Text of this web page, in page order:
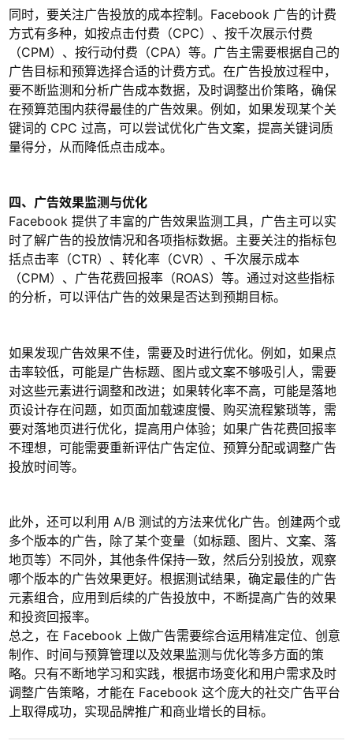
同时，要关注广告投放的成本控制。Facebook 广告的计费
方式有多种，如按点击付费（CPC）、按千次展示付费
（CPM）、按行动付费（CPA）等。广告主需要根据自己的
广告目标和预算选择合适的计费方式。在广告投放过程中，
要不断监测和分析广告成本数据，及时调整出价策略，确保
在预算范围内获得最佳的广告效果。例如，如果发现某个关
键词的 CPC 过高，可以尝试优化广告文案，提高关键词质
量得分，从而降低点击成本。
四、广告效果监测与优化
Facebook 提供了丰富的广告效果监测工具，广告主可以实
时了解广告的投放情况和各项指标数据。主要关注的指标包
括点击率（CTR）、转化率（CVR）、千次展示成本
（CPM）、广告花费回报率（ROAS）等。通过对这些指标
的分析，可以评估广告的效果是否达到预期目标。
如果发现广告效果不佳，需要及时进行优化。例如，如果点
击率较低，可能是广告标题、图片或文案不够吸引人，需要
对这些元素进行调整和改进；如果转化率不高，可能是落地
页设计存在问题，如页面加载速度慢、购买流程繁琐等，需
要对落地页进行优化，提高用户体验；如果广告花费回报率
不理想，可能需要重新评估广告定位、预算分配或调整广告
投放时间等。
此外，还可以利用 A/B 测试的方法来优化广告。创建两个或
多个版本的广告，除了某个变量（如标题、图片、文案、落
地页等）不同外，其他条件保持一致，然后分别投放，观察
哪个版本的广告效果更好。根据测试结果，确定最佳的广告
元素组合，应用到后续的广告投放中，不断提高广告的效果
和投资回报率。
总之，在 Facebook 上做广告需要综合运用精准定位、创意
制作、时间与预算管理以及效果监测与优化等多方面的策
略。只有不断地学习和实践，根据市场变化和用户需求及时
调整广告策略，才能在 Facebook 这个庞大的社交广告平台
上取得成功，实现品牌推广和商业增长的目标。